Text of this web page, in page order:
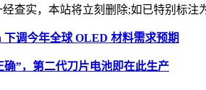
经查实，本站将立刻删除;如已特别标
调今年全球 OLED 材料需求预期
确”，第二代刀片电池即在此生产